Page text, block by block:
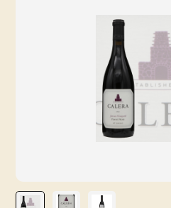
情報セキュリティ基本方針
プライバシーポリシー